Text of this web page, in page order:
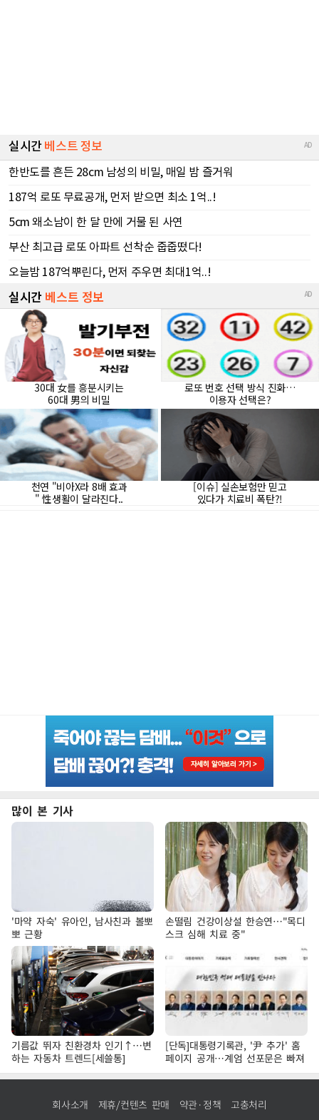
많이 본 기사
'마약 자숙' 유아인, 남사친과 볼뽀
뽀 근황
손떨림 건강이상설 한승연…"목디
스크 심해 치료 중"
기름값 뛰자 친환경차 인기↑…변
하는 자동차 트렌드[세쓸통]
[단독]대통령기록관, '尹 추가' 홈
페이지 공개…계엄 선포문은 빠져
회사소개 제휴/컨텐츠 판매 약관·정책 고충처리